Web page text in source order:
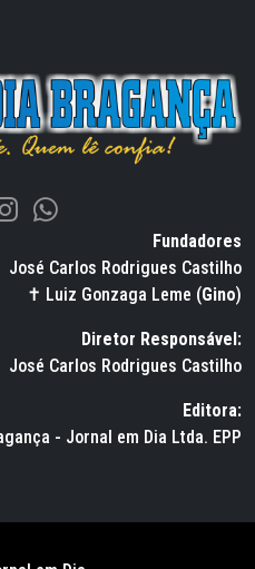
Fundadores
José Carlos Rodrigues Castilho
✝ Luiz Gonzaga Leme (Gino)
Diretor Responsável:
José Carlos Rodrigues Castilho
Editora:
- Jornal em Dia Ltda. EPP